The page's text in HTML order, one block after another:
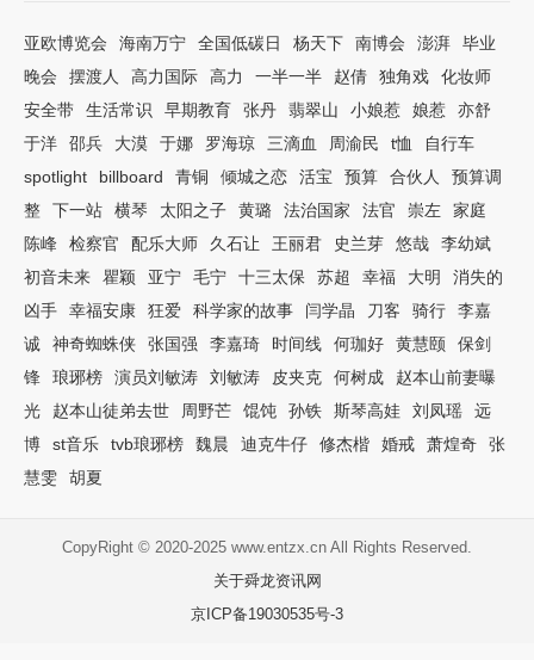
亚欧博览会 海南万宁 全国低碳日 杨天下 南博会 澎湃
毕业
晚会
摆渡人 高力国际 高力 一半一半 赵倩 独角戏
化妆师
安全带
生活常识 早期教育 张丹 翡翠山 小娘惹 娘惹
亦舒
于洋
邵兵 大漠 于娜 罗海琼 三滴血 周渝民 t恤
自行车
spotlight
billboard 青铜 倾城之恋 活宝 预算 合伙人
预算调
整
下一站 横琴 太阳之子 黄璐 法治国家 法官 崇左
家庭
陈峰
检察官 配乐大师 久石让 王丽君 史兰芽 悠哉
李幼斌
初音未来
瞿颖 亚宁 毛宁 十三太保 苏超 幸福 大明
消失的
凶手
幸福安康 狂爱 科学家的故事 闫学晶 刀客 骑行
李嘉
诚
神奇蜘蛛侠 张国强 李嘉琦 时间线 何珈好 黄慧颐
保剑
锋
琅琊榜 演员刘敏涛 刘敏涛 皮夹克 何树成
赵本山前妻曝
光
赵本山徒弟去世 周野芒 馄饨 孙铁 斯琴高娃 刘凤瑶
远
博
st音乐 tvb琅琊榜 魏晨 迪克牛仔 修杰楷 婚戒 萧煌奇
张
慧雯
胡夏
CopyRight © 2020-2025 www.entzx.cn All Rights Reserved.
关于舜龙资讯网
京ICP备19030535号-3